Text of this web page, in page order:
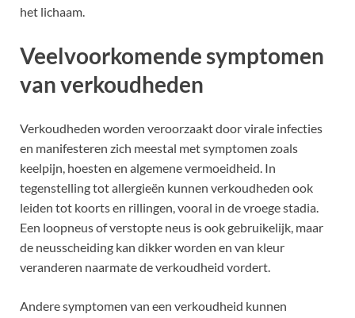
het lichaam.
Veelvoorkomende symptomen
van verkoudheden
Verkoudheden worden veroorzaakt door virale infecties
en manifesteren zich meestal met symptomen zoals
keelpijn, hoesten en algemene vermoeidheid. In
tegenstelling tot allergieën kunnen verkoudheden ook
leiden tot koorts en rillingen, vooral in de vroege stadia.
Een loopneus of verstopte neus is ook gebruikelijk, maar
de neusscheiding kan dikker worden en van kleur
veranderen naarmate de verkoudheid vordert.
Andere symptomen van een verkoudheid kunnen